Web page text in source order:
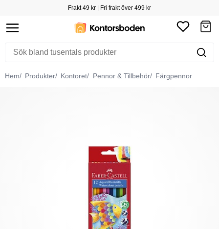
Frakt 49 kr | Fri frakt över 499 kr
Hem Produkter Kontoret Pennor & Tillbehör Färgpennor